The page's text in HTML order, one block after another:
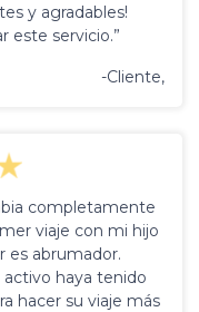
y agradables!
este servicio.”
-Cliente,
completamente
viaje con mi hijo
es abrumador.
haya tenido
hacer su viaje más